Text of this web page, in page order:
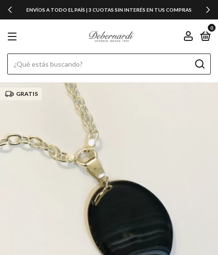
ENVÍOS A TODO EL PAÍS | 3 CUOTAS SIN INTERÉS EN TUS COMPRAS
0
GRATIS